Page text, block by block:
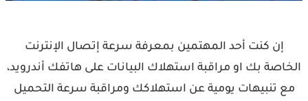
إن كنت أحد المهتمين بمعرفة سرعة إتصال الإنترنت
الخاصة بك او مراقبة استهلاك البيانات على هاتفك أندرويد،
مع تنبيهات يومية عن استهلاكك ومراقبة سرعة التحميل